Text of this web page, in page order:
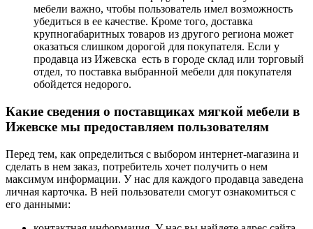
мебели важно, чтобы пользователь имел возможность
убедиться в ее качестве. Кроме того, доставка
крупногабаритных товаров из другого региона может
оказаться слишком дорогой для покупателя. Если у
продавца из Ижевска есть в городе склад или торговый
отдел, то поставка выбранной мебели для покупателя
обойдется недорого.
Какие сведения о поставщиках мягкой мебели в
Ижевске мы предоставляем пользователям
Перед тем, как определиться с выбором интернет-магазина и
сделать в нем заказ, потребитель хочет получить о нем
максимум информации. У нас для каждого продавца заведена
личная карточка. В ней пользователи смогут ознакомиться с
его данными: